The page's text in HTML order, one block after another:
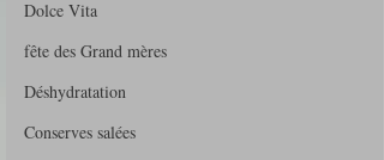
Dolce Vita
fête des Grand mères
Déshydratation
Conserves salées